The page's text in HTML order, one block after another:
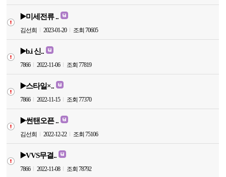
▶️미세전류 ..
김선희 2023-01-20 조회 70605
▶️b.i 신..
7866 2022-11-06 조회 77819
▶️스타일×..
7866 2022-11-15 조회 77370
▶️썬탠오픈 ..
김선희 2022-12-22 조회 75106
▶️VVS무결..
7866 2022-11-08 조회 78792